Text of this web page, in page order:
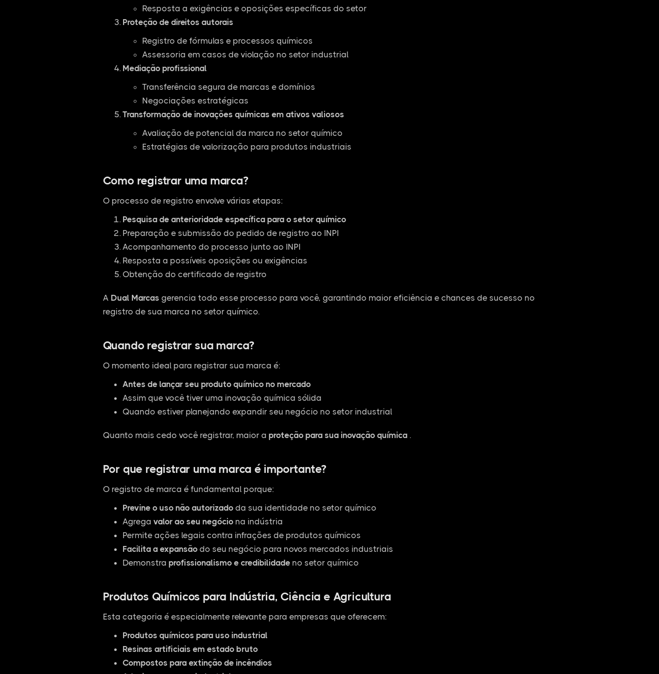
Resposta a exigências e oposições específicas do setor
Proteção de direitos autorais
Registro de fórmulas e processos químicos
Assessoria em casos de violação no setor industrial
Mediação profissional
Transferência segura de marcas e domínios
Negociações estratégicas
Transformação de inovações químicas em ativos valiosos
Avaliação de potencial da marca no setor químico
Estratégias de valorização para produtos industriais
Como registrar uma marca?
O processo de registro envolve várias etapas:
Pesquisa de anterioridade específica para o setor químico
Preparação e submissão do pedido de registro ao INPI
Acompanhamento do processo junto ao INPI
Resposta a possíveis oposições ou exigências
Obtenção do certificado de registro
A Dual Marcas gerencia todo esse processo para você, garantindo maior eficiência e chances de sucesso no
registro de sua marca no setor químico.
Quando registrar sua marca?
O momento ideal para registrar sua marca é:
Antes de lançar seu produto químico no mercado
Assim que você tiver uma inovação química sólida
Quando estiver planejando expandir seu negócio no setor industrial
Quanto mais cedo você registrar, maior a proteção para sua inovação química.
Por que registrar uma marca é importante?
O registro de marca é fundamental porque:
Previne o uso não autorizadoda sua identidade no setor químico
Agrega valor ao seu negóciona indústria
Permite ações legais contra infrações de produtos químicos
Facilita a expansãodo seu negócio para novos mercados industriais
Demonstra profissionalismo e credibilidadeno setor químico
Produtos Químicos para Indústria, Ciência e Agricultura
Esta categoria é especialmente relevante para empresas que oferecem:
Produtos químicos para uso industrial
Resinas artificiais em estado bruto
Compostos para extinção de incêndios